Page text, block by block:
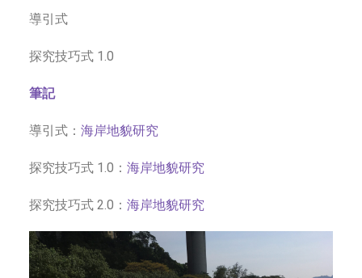
導引式
探究技巧式 1.0
筆記
導引式： 海岸地貌研究
探究技巧式 1.0： 海岸地貌研究
探究技巧式 2.0： 海岸地貌研究